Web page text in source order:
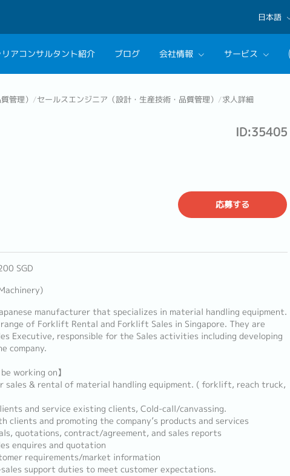
日本語
English
日本語
リアコンサルタント紹介 ブログ 会社情報
会社概要
サービス
キャリアコンサルタントに相談する
管理） /セールスエンジニア（設計・生産技術・品質管理） /求人詳細
ID:35405
応募する
SGD
manufacturer that specializes in material handling equipment.
of Forklift Rental and Forklift Sales in Singapore. They are
Executive, responsible for the Sales activities including developing
company.
working on】
sales & rental of material handling equipment. ( forklift, reach truck,
and service existing clients, Cold-call/canvassing.
clients and promoting the company’s products and services
quotations, contract/agreement, and sales reports
enquires and quotation
requirements/market information
support duties to meet customer expectations.